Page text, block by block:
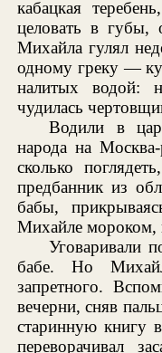
кабацкая
целовать в губы,
Михайла гулял
одному греку —
налитых водой:
чудилась
Водили в
народа на
сколько
предбанник из
бабы,
Михайле мороком,
Уговаривали
бабе. Но
запретного.
вечерни, сняв
старинную книгу
переворачивал